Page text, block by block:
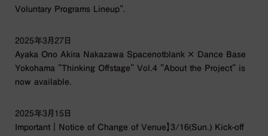
Voluntary Programs Lineup".
2025年3月27日
Ayaka Ono Akira Nakazawa Spacenotblank × Dance Base
Yokohama "Thinking Offstage" Vol.4 "About the Project" is
now available.
2025年3月15日
Important｜Notice of Change of Venue】3/16(Sun.) Kick-off